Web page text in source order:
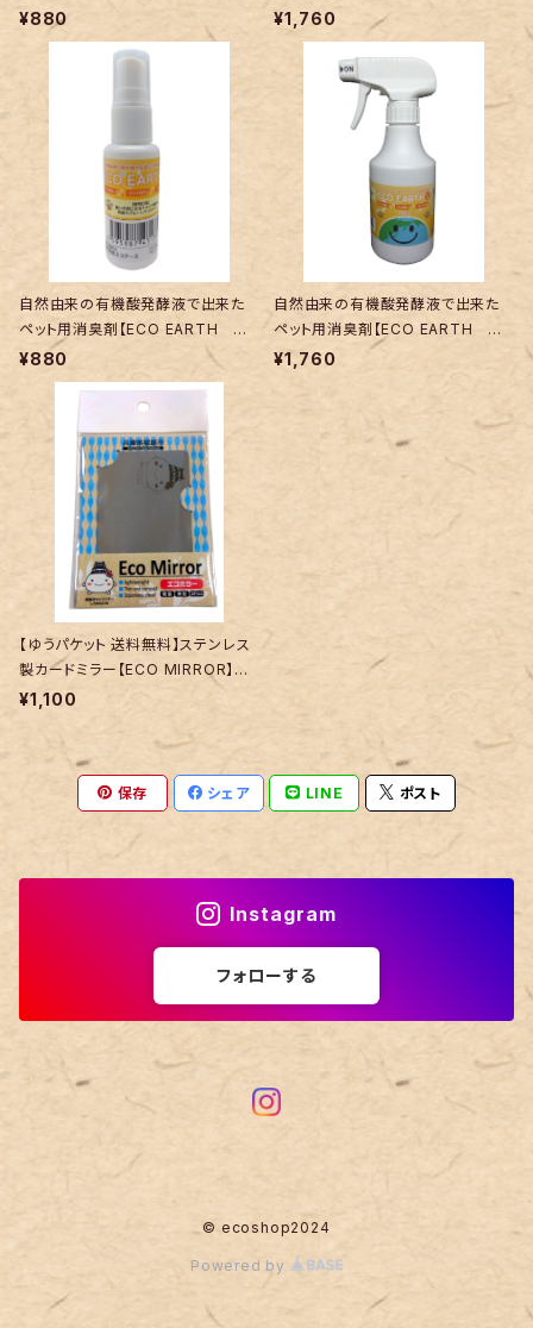
H 靴用】 携帯用スプレー30ｍ
¥880
スプレー300ｍｌ
¥1,760
自然由来の有機酸発酵液で出来た
ペット用消臭剤【ECO EARTH ペ
ット用】 携帯用スプレー30ｍｌ
¥880
自然由来の有機酸発酵液で出来た
ペット用消臭剤【ECO EARTH ペ
ット用】 スプレー300ｍｌ
¥1,760
【ゆうパケット 送料無料】ステンレス
製カードミラー【ECO MIRROR】兵
庫県姫路市『しろまるひめ』カードサ
しゃれ スマホ 旅行 アウトドア
¥1,100
保存 シェア LINE ポスト
Instagram
フォローする
© ecoshop2024
Powered by